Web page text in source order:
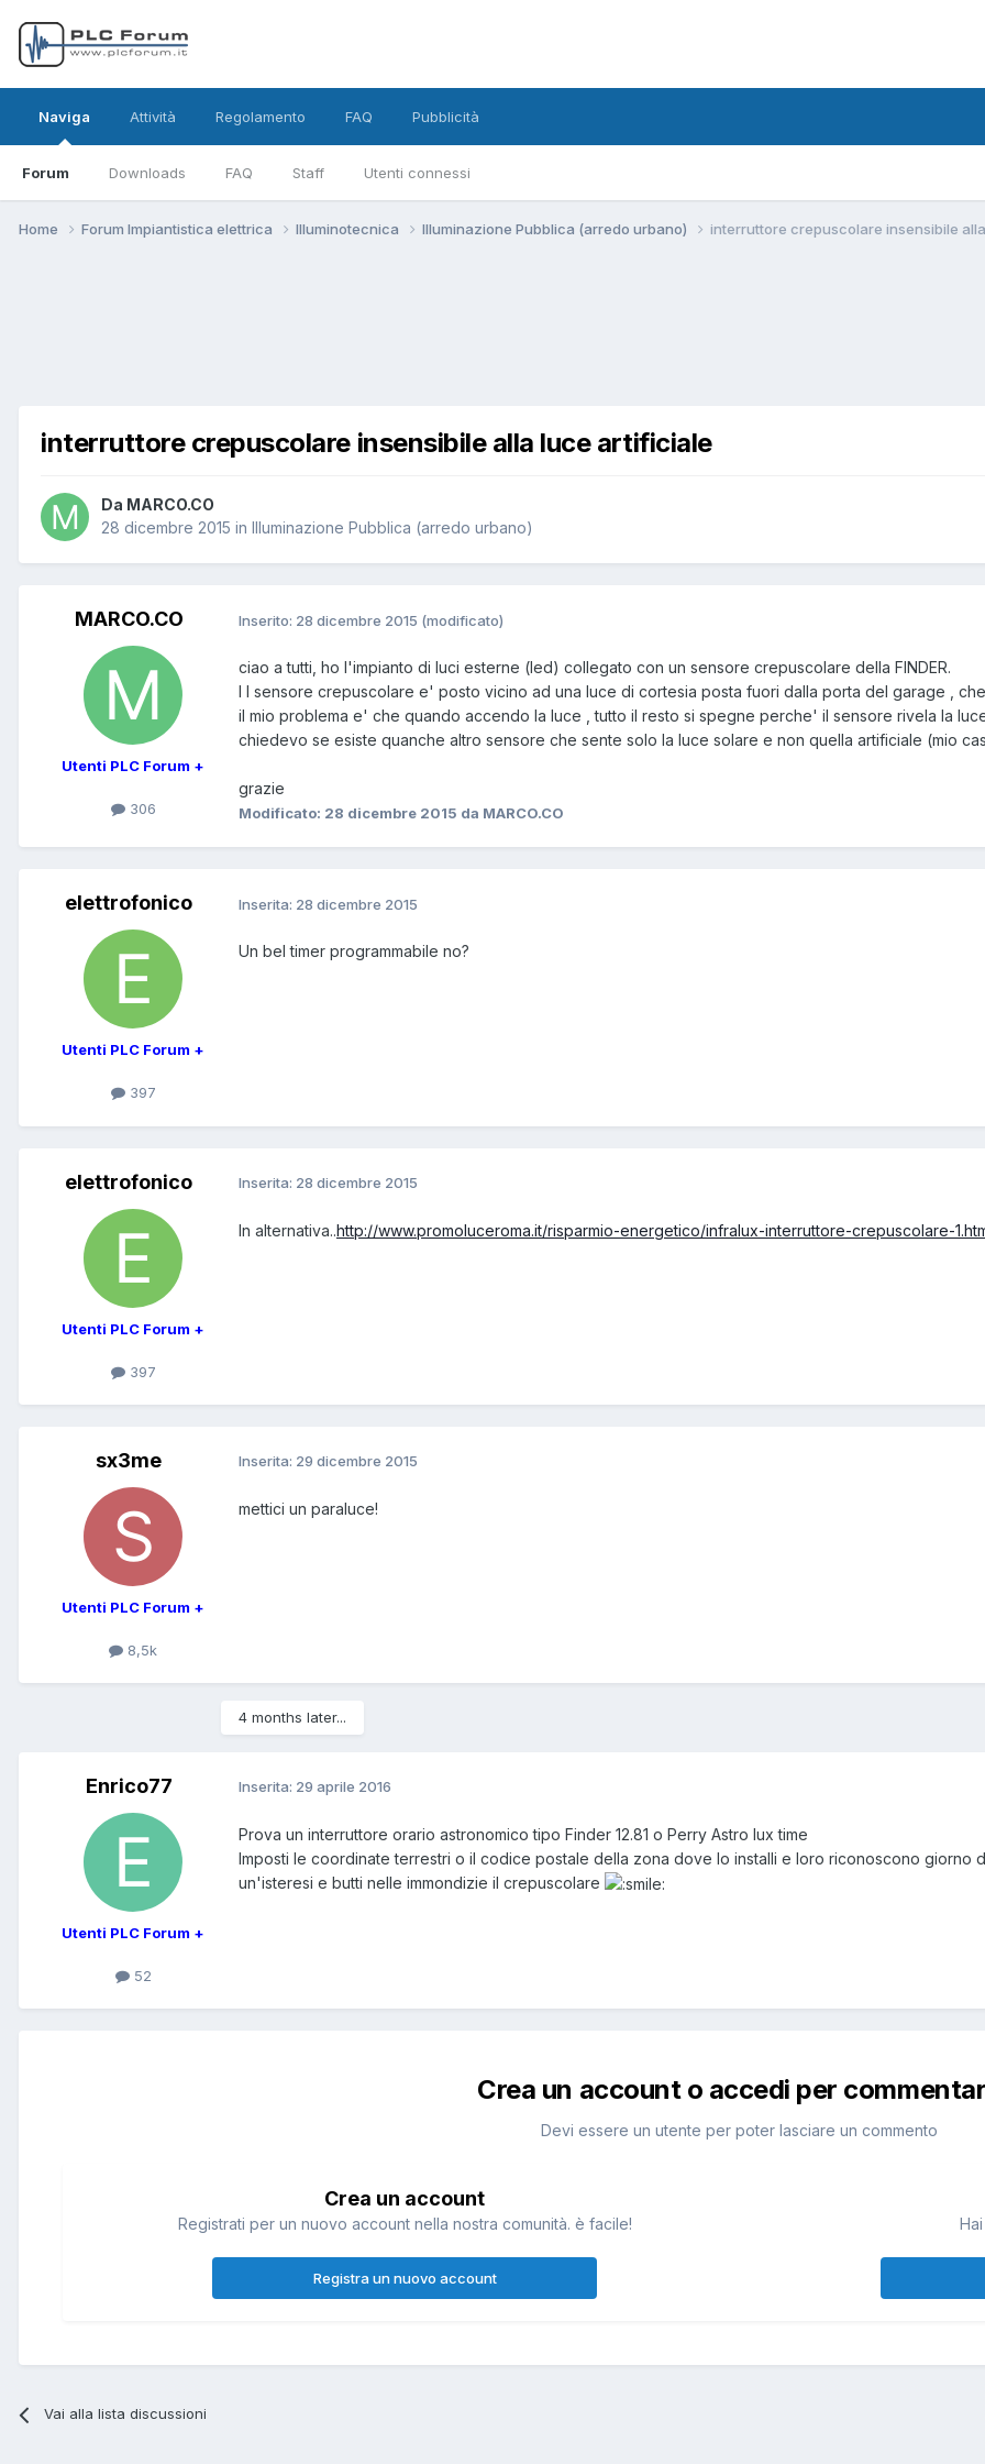
Naviga
Forum Downloads FAQ Staff Utenti connessi
Attività Regolamento FAQ Pubblicità
Home Forum Impiantistica elettrica Illuminotecnica Illuminazione Pubblica (arredo urbano) interruttore crepuscolare insensibile
interruttore crepuscolare insensibile alla luce artificiale
Da MARCO.CO
28 dicembre 2015 in Illuminazione Pubblica (arredo urbano)
MARCO.CO
Utenti PLC Forum +
306
Inserito: 28 dicembre 2015 (modificato)
ciao a tutti, ho l'impianto di luci esterne (led) collegato con un sensore crepuscolare della FINDER.
I l sensore crepuscolare e' posto vicino ad una luce di cortesia posta fuori dalla porta del garage ,
il mio problema e' che quando accendo la luce , tutto il resto si spegne perche' il sensore rivela la
chiedevo se esiste quanche altro sensore che sente solo la luce solare e non quella artificiale (mio
grazie
Modificato: 28 dicembre 2015 da MARCO.CO
elettrofonico
Utenti PLC Forum +
397
Inserita: 28 dicembre 2015
Un bel timer programmabile no?
elettrofonico
Utenti PLC Forum +
397
Inserita: 28 dicembre 2015
In alternativa..http://www.promoluceroma.it/risparmio-energetico/infralux-interruttore-crepuscolare-
sx3me
Utenti PLC Forum +
8,5k
Inserita: 29 dicembre 2015
mettici un paraluce!
4 months later...
Enrico77
Utenti PLC Forum +
52
Inserita: 29 aprile 2016
Prova un interruttore orario astronomico tipo Finder 12.81 o Perry Astro lux time
Imposti le coordinate terrestri o il codice postale della zona dove lo installi e loro riconoscono
un'isteresi e butti nelle immondizie il crepuscolare
Crea un account o accedi per
Devi essere un utente per poter lasciare un commento
Crea un account
Registrati per un nuovo account nella nostra comunità. è facile!
Registra un nuovo account
Vai alla lista discussioni